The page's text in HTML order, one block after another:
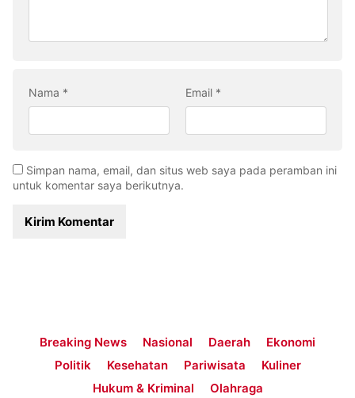
Nama * Email *
Simpan nama, email, dan situs web saya pada peramban ini
untuk komentar saya berikutnya.
Breaking News Nasional Daerah
Ekonomi
Politik
Kesehatan Pariwisata
Kuliner
Hukum & Kriminal
Olahraga